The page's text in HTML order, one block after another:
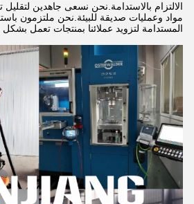
الالتزام بالاستدامة.نحن نسعى جاهدين لتقليل
مواد وعمليات صديقة للبيئة. نحن ملتزمون
المستدامة لتزويد عملائنا بمنتجات تعمل بشكل